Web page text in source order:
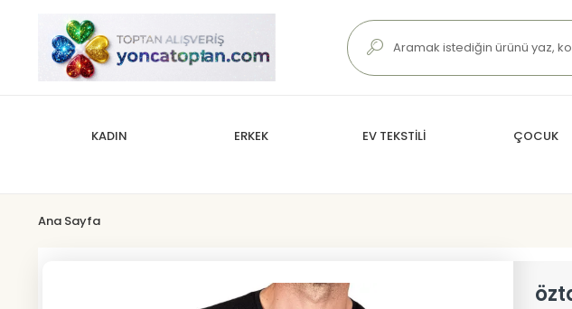
KADIN ERKEK EV TEKSTİLİ ÇOCUK
Ana Sayfa